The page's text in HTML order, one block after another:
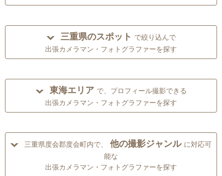
三重県のスポット で絞り込んで
出張カメラマン・フォトグラファーを探す
東海エリア で、プロフィール撮影できる
出張カメラマン・フォトグラファーを探す
三重県度会郡度会町内で、 他の撮影ジャンル に対応可
能な
出張カメラマン・フォトグラファーを探す